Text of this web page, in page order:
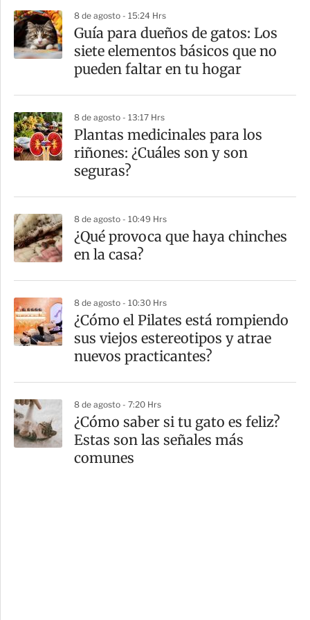
a
r
t
8 de agosto - 15:24 Hrs
Guía para dueños de gatos: Los
siete elementos básicos que no
pueden faltar en tu hogar
8 de agosto - 13:17 Hrs
Plantas medicinales para los
riñones: ¿Cuáles son y son
seguras?
8 de agosto - 10:49 Hrs
¿Qué provoca que haya chinches
en la casa?
8 de agosto - 10:30 Hrs
¿Cómo el Pilates está rompiendo
sus viejos estereotipos y atrae
nuevos practicantes?
8 de agosto - 7:20 Hrs
¿Cómo saber si tu gato es feliz?
Estas son las señales más
comunes